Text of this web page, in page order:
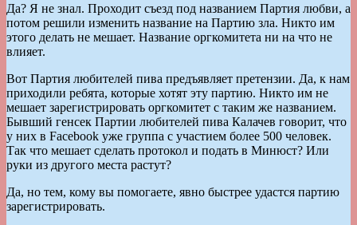
Да? Я не знал. Проходит съезд под названием Партия любви, а
потом решили изменить название на Партию зла. Никто им
этого делать не мешает. Название оргкомитета ни на что не
влияет.
Вот Партия любителей пива предъявляет претензии. Да, к нам
приходили ребята, которые хотят эту партию. Никто им не
мешает зарегистрировать оргкомитет с таким же названием.
Бывший генсек Партии любителей пива Калачев говорит, что
у них в Facebook уже группа с участием более 500 человек.
Так что мешает сделать протокол и подать в Минюст? Или
руки из другого места растут?
Да, но тем, кому вы помогаете, явно быстрее удастся партию
зарегистрировать.